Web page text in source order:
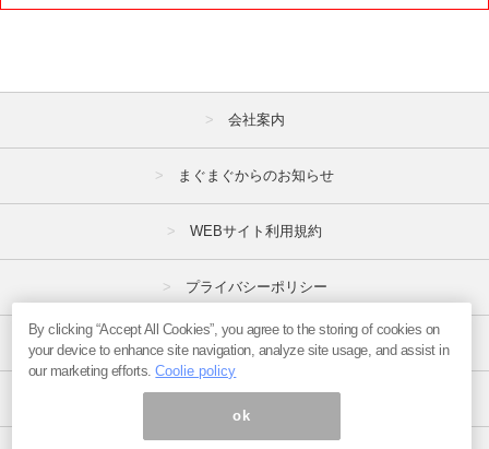
8月
10月 11月 12月
2020年
5月
7月 8月 9月
10月 11月
会社案内
まぐまぐからのお知らせ
WEBサイト利用規約
プライバシーポリシー
特定商取引法
By clicking “Accept All Cookies”, you agree to the storing of cookies on
your device to enhance site navigation, analyze site usage, and assist in
our marketing efforts.Coolie policy
ok